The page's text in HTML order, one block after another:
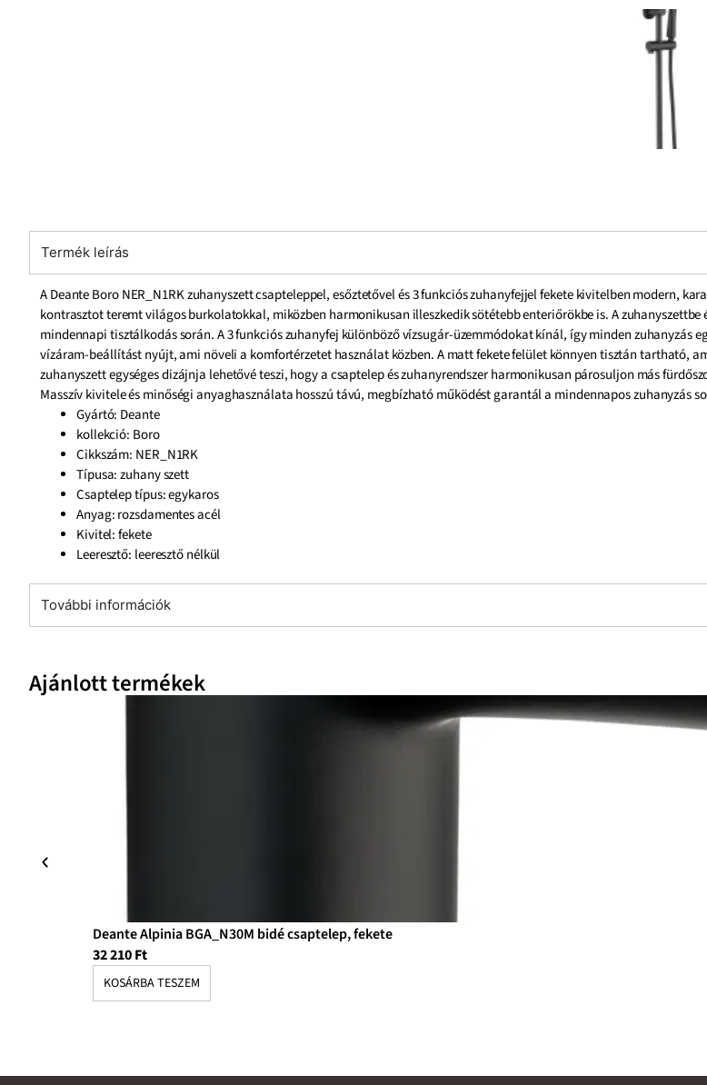
Termék leírás
A Deante Boro NER_N1RK zuhanyszett csapteleppel, esőztetővel és 3 funkciós zuhanyfejjel fekete kivitelben modern,
kontrasztot teremt világos burkolatokkal, miközben harmonikusan illeszkedik sötétebb enteriőrökbe is. A
mindennapi tisztálkodás során. A 3 funkciós zuhanyfej különböző vízsugár-üzemmódokat kínál, így minden zuhanyzás
vízáram-beállítást nyújt, ami növeli a komfortérzetet használat közben. A matt fekete felület könnyen tisztán tartható,
zuhanyszett egységes dizájnja lehetővé teszi, hogy a csaptelep és zuhanyrendszer harmonikusan párosuljon más
Masszív kivitele és minőségi anyaghasználata hosszú távú, megbízható működést garantál a mindennapos zuhanyzás
Gyártó: Deante
kollekció: Boro
Cikkszám: NER_N1RK
Típusa: zuhany szett
Csaptelep típus: egykaros
Anyag: rozsdamentes acél
Kivitel: fekete
Leeresztő: leeresztő nélkül
További információk
Ajánlott termékek
Deante Alpinia BGA_N30M bidé csaptelep, fekete
32 210Ft
KOSÁRBA TESZEM